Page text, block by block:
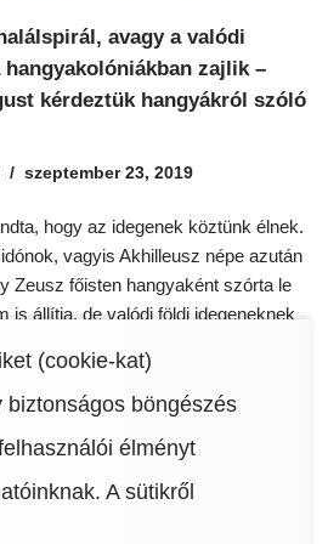
(cookie-kat)
biztonságos böngészés
élményt
A sütikről
avagy a valódi
zajlik –
kérdeztük hangyákról szóló
szeptember 23, 2019
hogy az idegenek köztünk élnek.
vagyis Akhilleusz népe azután
Zeusz főisten hangyaként szórta le
is állítja, de valódi földi idegeneknek
ismeretterjesztő…